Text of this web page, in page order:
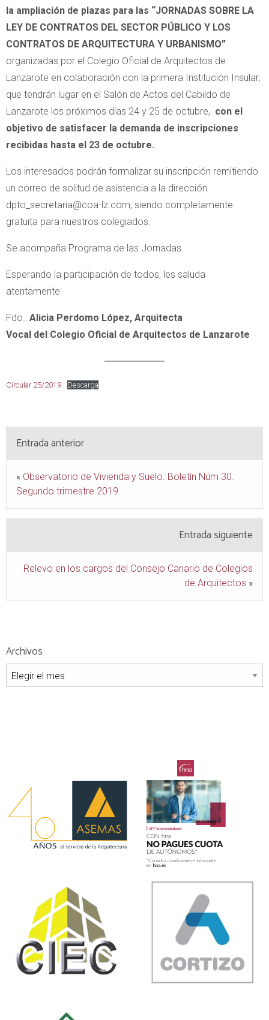
la ampliación de plazas para las “JORNADAS SOBRE LA
LEY DE CONTRATOS DEL SECTOR PÚBLICO Y LOS
CONTRATOS DE ARQUITECTURA Y URBANISMO”
organizadas por el Colegio Oficial de Arquitectos de
Lanzarote en colaboración con la primera Institución Insular,
que tendrán lugar en el Salón de Actos del Cabildo de
Lanzarote los próximos días 24 y 25 de octubre, con el
objetivo de satisfacer la demanda de inscripciones
recibidas hasta el 23 de octubre.
Los interesados podrán formalizar su inscripción remitiendo
un correo de solitud de asistencia a la dirección
dpto_secretaria@coa-lz.com, siendo completamente
gratuita para nuestros colegiados.
Se acompaña Programa de las Jornadas.
Esperando la participación de todos, les saluda
atentamente:
Fdo.: Alicia Perdomo López, Arquitecta
Vocal del Colegio Oficial de Arquitectos de Lanzarote
Circular 25/2019 Descarga
Entrada anterior
« Observatorio de Vivienda y Suelo. Boletín Núm 30.
Segundo trimestre 2019
Entrada siguiente
Relevo en los cargos del Consejo Canario de Colegios
de Arquitectos »
Archivos
Archivos